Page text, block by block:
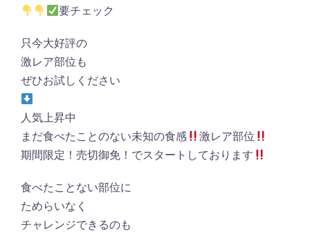
要チェック
只今大好評の
激レア部位も
ぜひお試しください
人気上昇中
まだ食べたことのない未知の食感
激レア部位
期間限定！売切御免！でスタートしております
食べたことない部位に
ためらいなく
チャレンジできるのも